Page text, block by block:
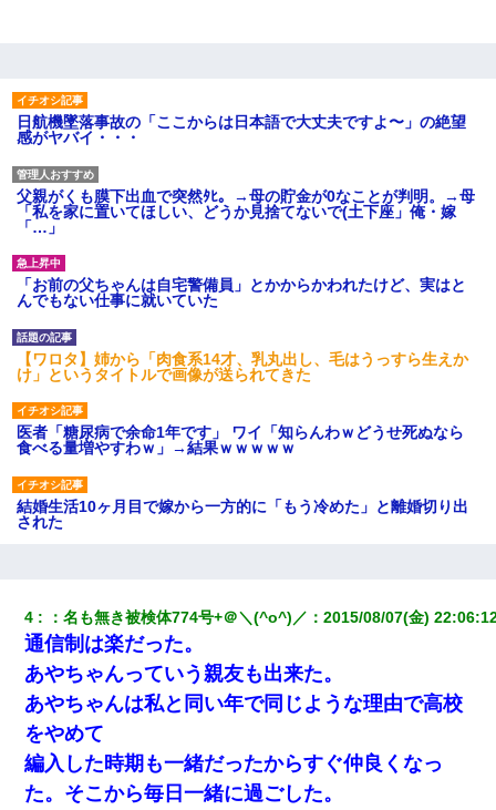
日航機墜落事故の「ここからは日本語で大丈夫ですよ〜」の絶望
感がヤバイ・・・
父親がくも膜下出血で突然ﾀﾋ。→母の貯金が0なことが判明。→母
「私を家に置いてほしい、どうか見捨てないで(土下座」俺・嫁
「…」
「お前の父ちゃんは自宅警備員」とかからかわれたけど、実はと
んでもない仕事に就いていた
【ワロタ】姉から「肉食系14才、乳丸出し、毛はうっすら生えか
け」というタイトルで画像が送られてきた
医者「糖尿病で余命1年です」 ワイ「知らんわｗどうせ死ぬなら
食べる量増やすわｗ」→結果ｗｗｗｗｗ
結婚生活10ヶ月目で嫁から一方的に「もう冷めた」と離婚切り出
された
→笑いが止まらなくなり・・・
上司「何なの、この書類！！」私「あの‥」上司「今は私が話し
てるの！」私「ですから」上司「黙って聞きなさい！」私「それ
は」上司「言い訳しない！」→結果ｗｗｗｗｗ
全く親しくないママ友Aから突然「飲み会しよう」と誘われたがお
断りした。後日Aの企みを知ってゾッとするやら腹立つやら！
4 ：名も無き被検体774号+＠＼(^o^)／ ：2015/08/07(金)
通信制は楽だった。
あやちゃんっていう親友も出来た。
あやちゃんは私と同い年で同じような理由で高校
をやめて
編入した時期も一緒だったからすぐ仲良くなっ
た。そこから毎日一緒に過ごした。